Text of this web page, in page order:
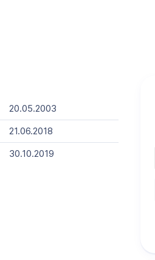
20.05.2003
21.06.2018
30.10.2019